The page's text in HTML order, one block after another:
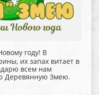
году! В
их запах витает в
всем нам
Деревянную Змею.